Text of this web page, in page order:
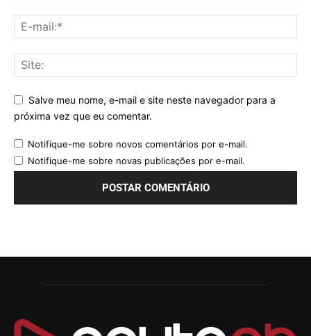
Salve meu nome, e-mail e site neste navegador para a
próxima vez que eu comentar.
Notifique-me sobre novos comentários por e-mail.
Notifique-me sobre novas publicações por e-mail.